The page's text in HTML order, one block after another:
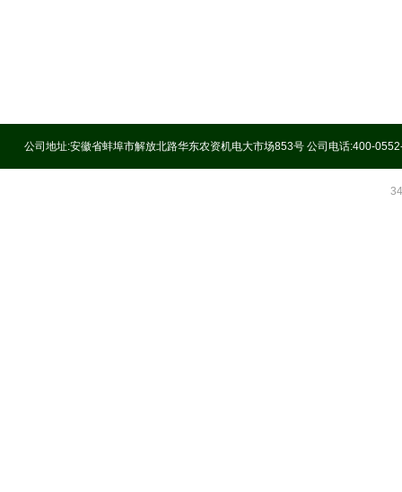
公司地址:安徽省蚌埠市解放北路华东农资机电大市场853号 公司电话:400-